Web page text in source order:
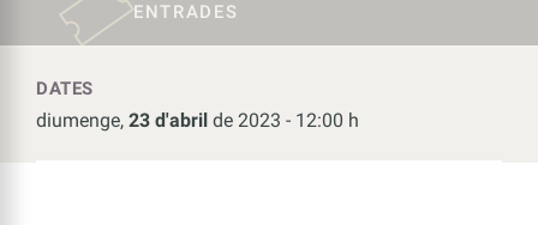
ENTRADES
DATES
diumenge, 23 d'abril de 2023 - 12:00 h